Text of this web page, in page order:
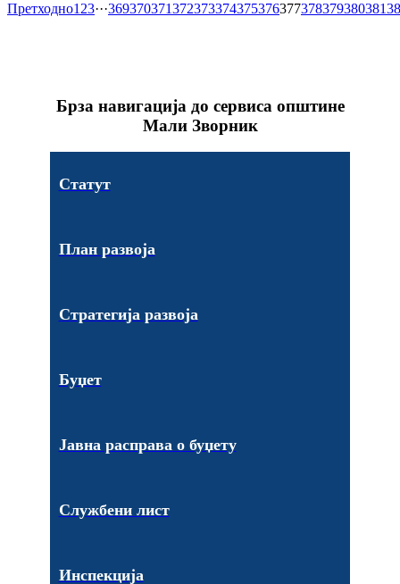
Претходно1 23···369370371372373374375376377378379380381
Брза навигација до сервиса општине
Мали Зворник
Статут
План развоја
Стратегија развоја
Буџет
Јавна расправа о буџету
Службени лист
Инспекција